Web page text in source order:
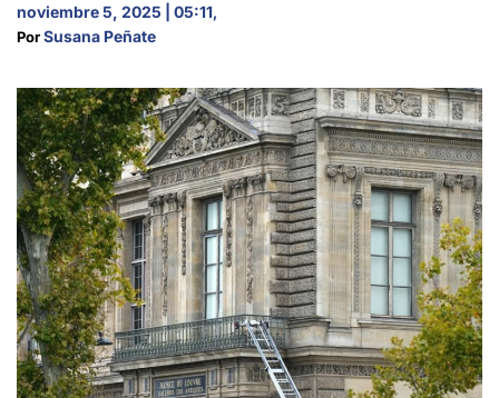
noviembre 5, 2025 | 05:11,
Por Susana Peñate